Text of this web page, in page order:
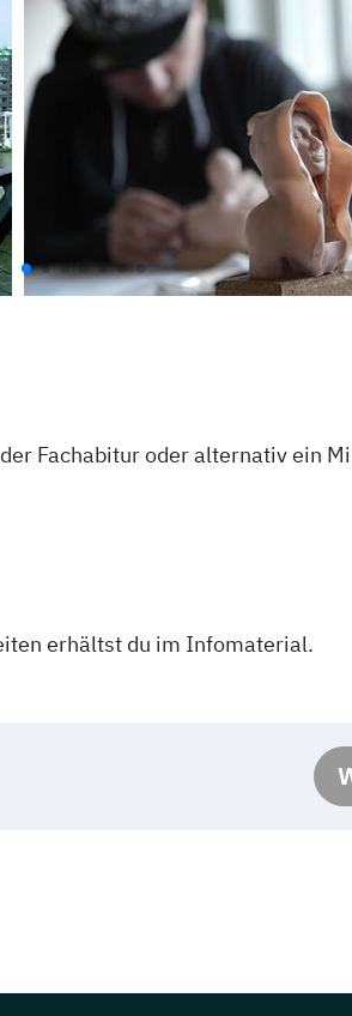
Fachabitur oder alternativ ein
erhältst du im Infomaterial.